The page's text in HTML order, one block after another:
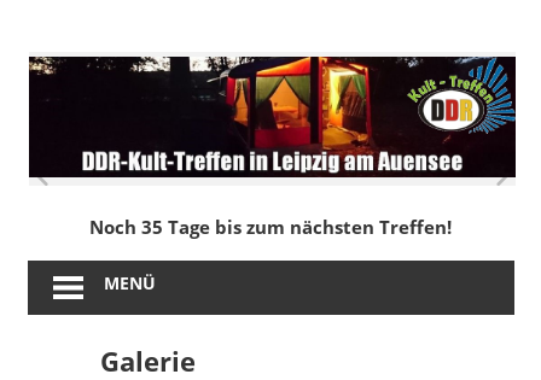
springen
DDR-
Kult-
Treffen
in
Leipzig
am
Noch 35 Tage bis zum nächsten Treffen!
MENÜ
Galerie